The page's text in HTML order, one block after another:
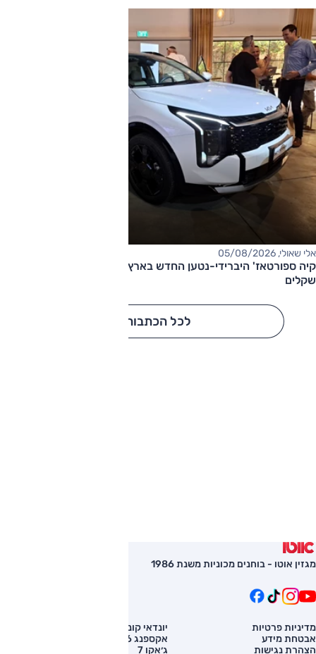
אלי שאולי, 05/08/2026
שקלים
לכל הכתבות
מגזין אוטו - בוחנים מכוניות משנת 1986
מדיניות פרטיות
אבטחת מידע
הצהרת נגישות
יונדאי קונה
אקספנג G6
ג׳אקו 7